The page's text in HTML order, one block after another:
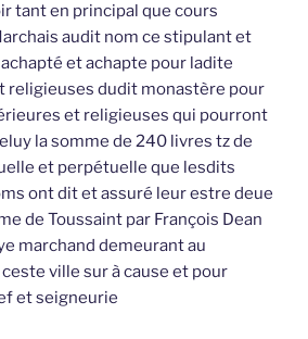
tant en principal que cours
audit nom ce stipulant et
et achapte pour ladite
religieuses dudit monastère pour
et religieuses qui pourront
la somme de 240 livres tz de
et perpétuelle que lesdits
ont dit et assuré leur estre deue
de Toussaint par François Dean
marchand demeurant au
ville sur à cause et pour
et seigneurie